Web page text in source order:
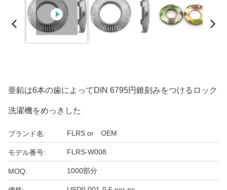
亜鉛は6本の歯によってDIN 6795円錐刻みをつけるロック
洗濯機をめっきした
ブランド名: FLRS or OEM
モデル番号: FLRS-W008
MOQ: 1000部分